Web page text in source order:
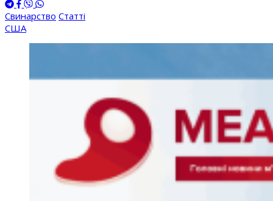
Свинарство Статті
США